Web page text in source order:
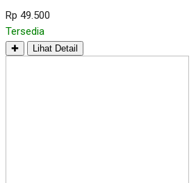
Rp 49.500
Tersedia
✚ Lihat Detail